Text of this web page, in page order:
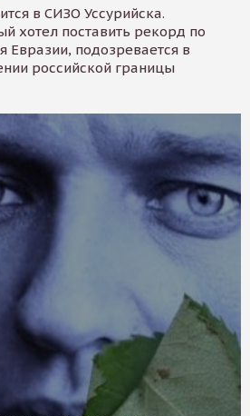
в СИЗО Уссурийска.
хотел поставить рекорд по
Евразии, подозревается в
российской границы